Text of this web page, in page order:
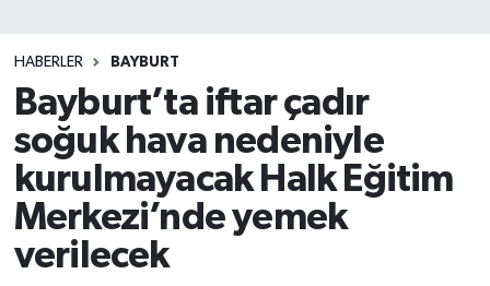
HABERLER BAYBURT
Bayburt’ta iftar çadır
soğuk hava nedeniyle
kurulmayacak Halk Eğitim
Merkezi’nde yemek
verilecek
Teknoloji
TRABZON
TRABZONSPOR
Yaşam